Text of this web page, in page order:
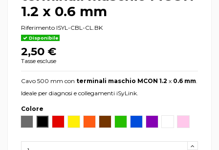
1.2 x 0.6 mm
Riferimento ISYL-CBL-CL.BK
Disponibile
2,50 €
Tasse escluse
Cavo 500 mm con terminali maschio MCON 1.2 x 0.6 mm
Ideale per diagnosi e collegamenti iSyLink.
Colore